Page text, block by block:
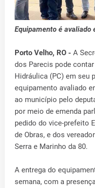
Equipamento é avaliado
Porto Velho, RO - A
dos Parecis pode
Hidráulica (PC) em seu
equipamento avaliado
ao município pelo
por meio de emenda
pedido do vice-prefeito
de Obras, e dos
Serra e Marinho da 80.
A entrega do
semana, com a